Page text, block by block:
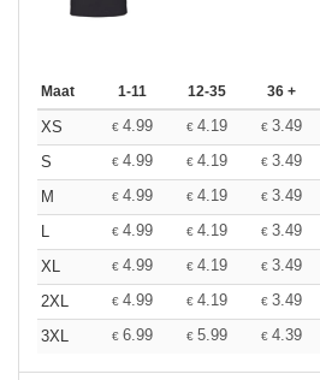
Maat 1-11 12-35 36 +
XS € 4.99 € 4.19 € 3.49
S
€ 4.99 € 4.19 € 3.49
M
€ 4.99 € 4.19 € 3.49
L
€ 4.99 € 4.19 € 3.49
XL
€ 4.99 € 4.19 € 3.49
2XL
€ 4.99 € 4.19 € 3.49
3XL
€ 6.99 € 5.99 € 4.39